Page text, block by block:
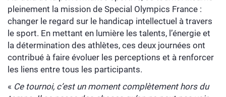
pleinement la mission de Special Olympics France :
changer le regard sur le handicap intellectuel à travers
le sport. En mettant en lumière les talents, l’énergie et
la détermination des athlètes, ces deux journées ont
contribué à faire évoluer les perceptions et à renforcer
les liens entre tous les participants.
« Ce tournoi, c’est un moment complètement hors du